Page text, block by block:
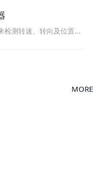
检测转速、转向及位置...
MORE